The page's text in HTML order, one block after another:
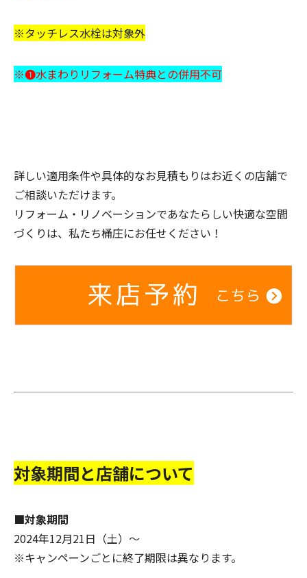
※タッチレス水栓は対象外
※❶水まわりリフォーム特典との併用不可
詳しい適用条件や具体的なお見積もりはお近くの店舗で
ご相談いただけます。
リフォーム・リノベーションであなたらしい快適な空間
づくりは、私たち桶庄にお任せください！
対象期間と店舗について
■対象期間
2024年12月21日（土）〜
※キャンペーンごとに終了期限は異なります。